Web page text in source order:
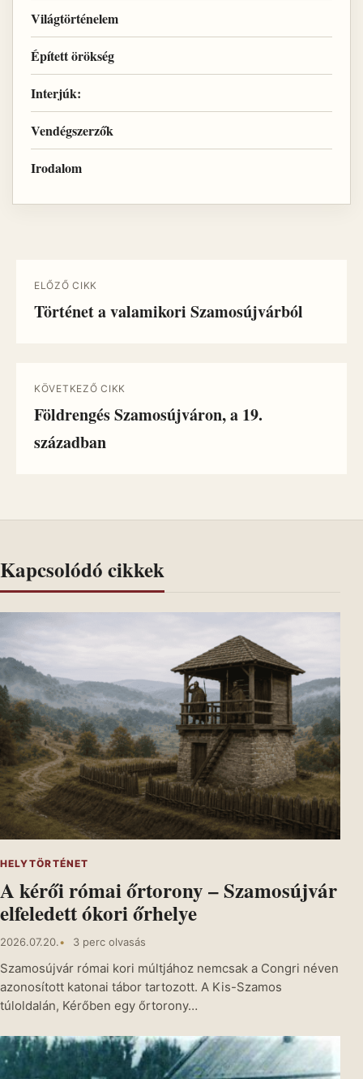
Világtörténelem
Épített örökség
Interjúk:
Vendégszerzők
Irodalom
ELŐZŐ CIKK
Történet a valamikori Szamosújvárból
KÖVETKEZŐ CIKK
Földrengés Szamosújváron, a 19.
században
Kapcsolódó cikkek
HELYTÖRTÉNET
A kérői római őrtorony – Szamosújvár
elfeledett ókori őrhelye
2026.07.20. 3 perc olvasás
Szamosújvár római kori múltjához nemcsak a Congri néven
azonosított katonai tábor tartozott. A Kis-Szamos
túloldalán, Kérőben egy őrtorony…